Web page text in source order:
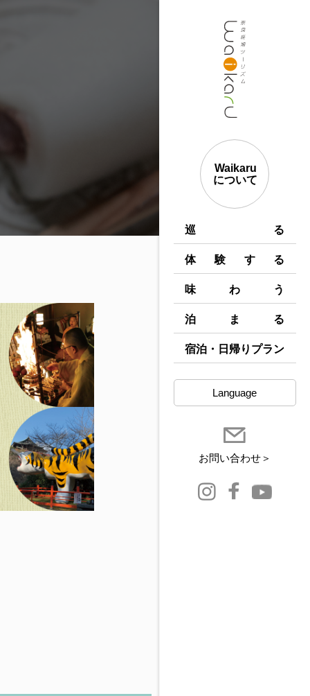
Waikaru
について
巡 る
体験する
味わう
泊まる
宿泊・日帰りプラン
Language
お問い合わせ＞